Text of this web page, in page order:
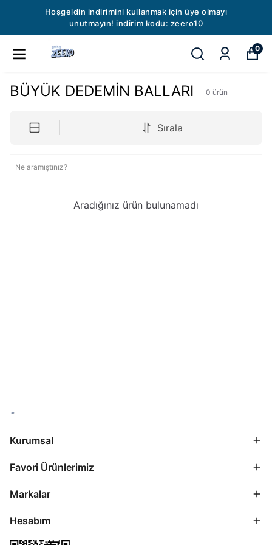
Hoşgeldin indirimini kullanmak için üye olmayı
unutmayın! indirim kodu: zeero10
0
BÜYÜK DEDEMİN BALLARI 0 ürün
Sırala
Aradığınız ürün bulunamadı
Kurumsal
Favori Ürünlerimiz
Markalar
Hesabım